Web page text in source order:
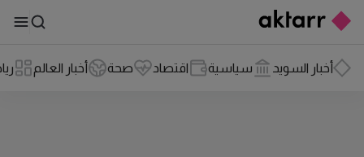
أخبار السويد سياسية اقتصاد صحة أخبار العالم